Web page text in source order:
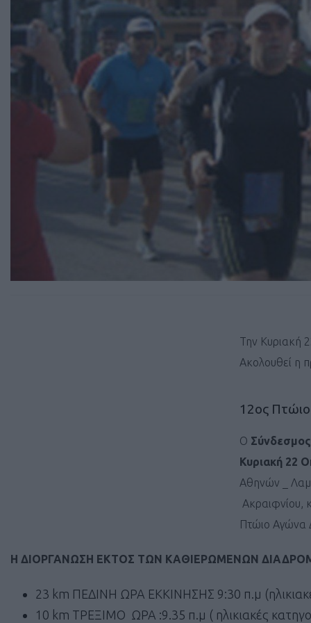
Την Κυριακή
Ακολουθεί η
12ος
Ο
Κυριακή 22
Αθηνών _
Ακραιφνίου,
Πτώιο Αγώνα
Η ΔΙΟΡΓΑΝΩΣΗ ΕΚΤΟΣ ΤΩΝ ΚΑΘΙΕΡΩΜΕΝΩΝ
23 km ΠΕΔΙΝΗ ΩΡΑ ΕΚΚΙΝΗΣΗΣ 9:30 π.μ
10 km ΤΡΕΞΙΜΟ ΩΡΑ :9.35 π.μ ( ηλικιακές